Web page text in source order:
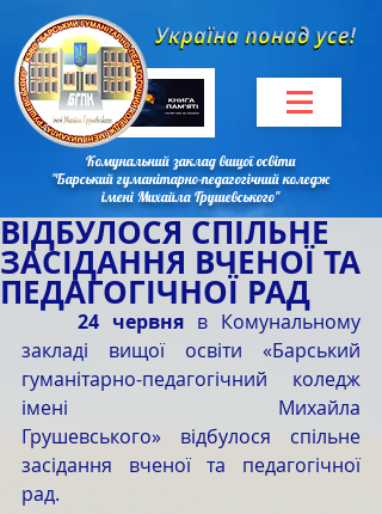
Комунальний заклад вищої освіти
"Барський гуманітарно-педагогічний коледж
імені Михайла Грушевського"
ВІДБУЛОСЯ СПІЛЬНЕ
ЗАСІДАННЯ ВЧЕНОЇ ТА
ПЕДАГОГІЧНОЇ РАД
	24 червня
в Комунальному
закладі вищої освіти «Барський
гуманітарно-педагогічний коледж
імені Михайла
Грушевського» відбулося спільне
засідання вченої та педагогічної
рад.